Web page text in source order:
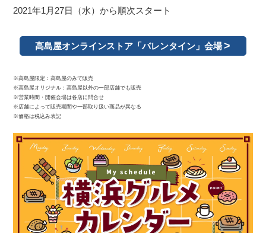
2021年1月27日（水）から順次スタート
高島屋オンラインストア「バレンタイン」会場
※高島屋限定：高島屋のみで販売
※高島屋オリジナル：高島屋以外の一部店舗でも販売
※営業時間・開催会場は各店に問合せ
※店舗によって販売期間や一部取り扱い商品が異なる
※価格は税込み表記